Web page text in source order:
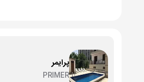
پرایمر
PRIMER